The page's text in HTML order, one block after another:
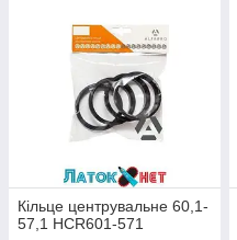
Кільце центрувальне 60,1-
57,1 HCR601-571